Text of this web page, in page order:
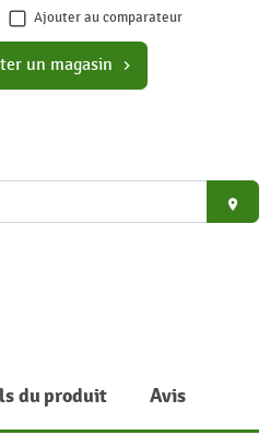
Ajouter au comparateur
un magasin chevron_right
place
du produit Avis